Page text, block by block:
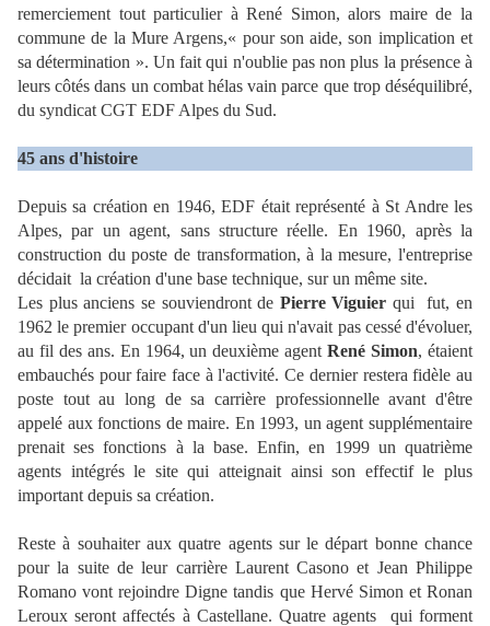
remerciement tout particulier à René Simon, alors maire de la
commune de la Mure Argens,« pour son aide, son implication et
sa détermination ». Un fait qui n'oublie pas non plus la présence à
leurs côtés dans un combat hélas vain parce que trop déséquilibré,
du syndicat CGT EDF Alpes du Sud.
45 ans d'histoire
Depuis sa création en 1946, EDF était représenté à St Andre les
Alpes, par un agent, sans structure réelle. En 1960, après la
construction du poste de transformation, à la mesure, l'entreprise
décidait la création d'une base technique, sur un même site.
Les plus anciens se souviendront de Pierre Viguier qui fut, en
1962 le premier occupant d'un lieu qui n'avait pas cessé d'évoluer,
au fil des ans. En 1964, un deuxième agentRené Simon, étaient
embauchés pour faire face à l'activité. Ce dernier restera fidèle au
poste tout au long de sa carrière professionnelle avant d'être
appelé aux fonctions de maire. En 1993, un agent supplémentaire
prenait ses fonctions à la base. Enfin, en 1999 un quatrième
agents intégrés le site qui atteignait ainsi son effectif le plus
important depuis sa création.
Reste à souhaiter aux quatre agents sur le départ bonne chance
pour la suite de leur carrière Laurent Casono et Jean Philippe
Romano vont rejoindre Digne tandis que Hervé Simon et Ronan
Leroux seront affectés à Castellane. Quatre agents qui forment